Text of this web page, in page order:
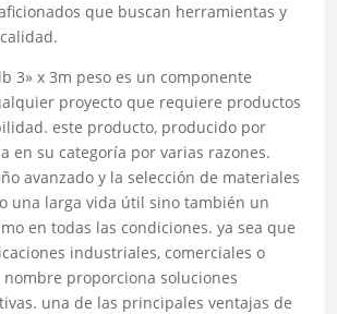
que buscan herramientas y
3» x 3m peso es un componente
proyecto que requiere productos
este producto, producido por
en su categoría por varias razones.
avanzado y la selección de materiales
una larga vida útil sino también un
en todas las condiciones. ya sea que
industriales, comerciales o
nombre proporciona soluciones
una de las principales ventajas de